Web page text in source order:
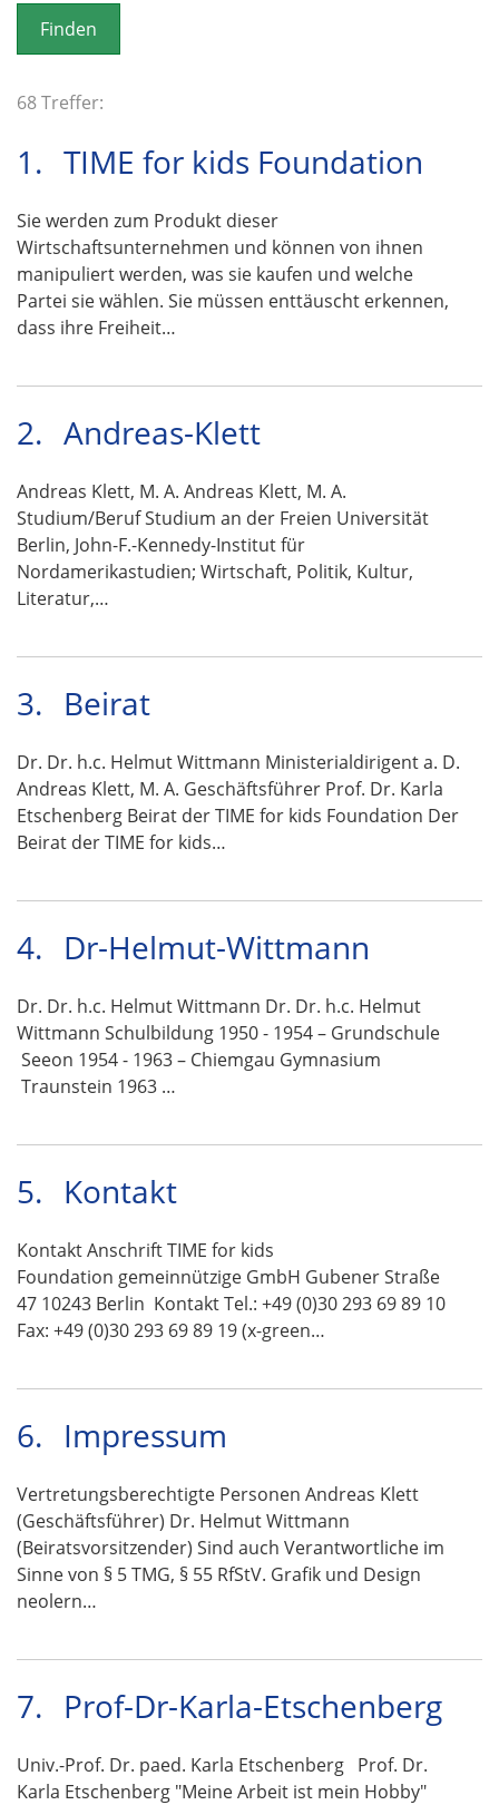
o
n
68 Treffer:
1. TIME for kids Foundation
Sie werden zum Produkt dieser
Wirtschaftsunternehmen und können von ihnen
manipuliert werden, was sie kaufen und welche
Partei sie wählen. Sie müssen enttäuscht erkennen,
dass ihre Freiheit…
2. Andreas-Klett
Andreas Klett, M. A. Andreas Klett, M. A.
Studium/Beruf Studium an der Freien Universität
Berlin, John-F.-Kennedy-Institut für
Nordamerikastudien; Wirtschaft, Politik, Kultur,
Literatur,…
3. Beirat
Dr. Dr. h.c. Helmut Wittmann Ministerialdirigent a. D.
Andreas Klett, M. A. Geschäftsführer Prof. Dr. Karla
Etschenberg Beirat der TIME for kids Foundation Der
Beirat der TIME for kids…
4. Dr-Helmut-Wittmann
Dr. Dr. h.c. Helmut Wittmann Dr. Dr. h.c. Helmut
Wittmann Schulbildung 1950 - 1954 – Grundschule
Seeon 1954 - 1963 – Chiemgau Gymnasium
Traunstein 1963 …
5. Kontakt
Kontakt Anschrift TIME for kids
Foundation gemeinnützige GmbH Gubener Straße
47 10243 Berlin Kontakt Tel.: +49 (0)30 293 69 89 10
Fax: +49 (0)30 293 69 89 19 (x-green…
6. Impressum
Vertretungsberechtigte Personen Andreas Klett
(Geschäftsführer) Dr. Helmut Wittmann
(Beiratsvorsitzender) Sind auch Verantwortliche im
Sinne von § 5 TMG, § 55 RfStV. Grafik und Design
neolern…
7. Prof-Dr-Karla-Etschenberg
Univ.-Prof. Dr. paed. Karla Etschenberg Prof. Dr.
Karla Etschenberg "Meine Arbeit ist mein Hobby"